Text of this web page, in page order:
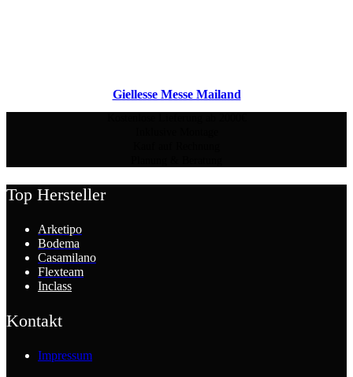
Giellesse Messe Mailand
Top Hersteller
Arketipo
Bodema
Casamilano
Flexteam
Inclass
Kontakt
Impressum